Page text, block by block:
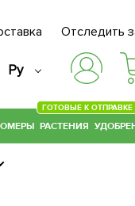
Отследить
Ру
РАСТЕНИЯ
ГОТОВЫЕ К ОТПРАВКЕ